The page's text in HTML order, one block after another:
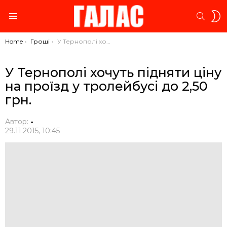
You are here:
Home Гроші У Тернополі хочуть підняти ціну на проїзд у тролейбусі до 2,50 грн.
У Тернополі хочуть підняти ціну
на проїзд у тролейбусі до 2,50
грн.
Автор: -
29.11.2015, 10:45